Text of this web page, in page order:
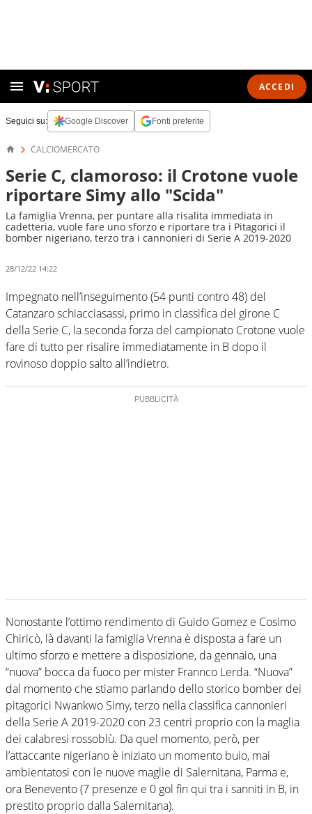
ACCEDI
Seguici su: Google Discover Fonti preferite
CALCIOMERCATO
Serie C, clamoroso: il Crotone vuole
riportare Simy allo "Scida"
La famiglia Vrenna, per puntare alla risalita immediata in
cadetteria, vuole fare uno sforzo e riportare tra i Pitagorici il
bomber nigeriano, terzo tra i cannonieri di Serie A 2019-2020
28/12/22 14:22
Impegnato nell’inseguimento (54 punti contro 48) del
Catanzaro schiacciasassi, primo in classifica del girone C
della Serie C, la seconda forza del campionato Crotone vuole
fare di tutto per risalire immediatamente in B dopo il
rovinoso doppio salto all’indietro.
Nonostante l’ottimo rendimento di Guido Gomez e Cosimo
Chiricò, là davanti la famiglia Vrenna è disposta a fare un
ultimo sforzo e mettere a disposizione, da gennaio, una
“nuova” bocca da fuoco per mister Frannco Lerda. “Nuova”
dal momento che stiamo parlando dello storico bomber dei
pitagorici Nwankwo Simy, terzo nella classifica cannonieri
della Serie A 2019-2020 con 23 centri proprio con la maglia
dei calabresi rossoblù. Da quel momento, però, per
l’attaccante nigeriano è iniziato un momento buio, mai
ambientatosi con le nuove maglie di Salernitana, Parma e,
ora Benevento (7 presenze e 0 gol fin qui tra i sanniti in B, in
prestito proprio dalla Salernitana).